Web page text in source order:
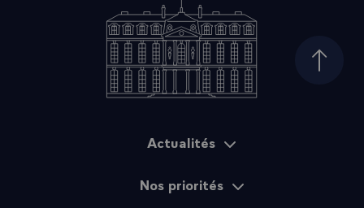
Haut
Actualités
Nos priorités